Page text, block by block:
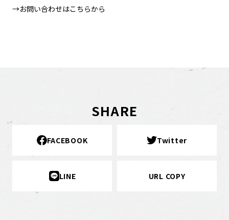
→お問い合わせはこちらから
SHARE
FACEBOOK Twitter
LINE URL COPY